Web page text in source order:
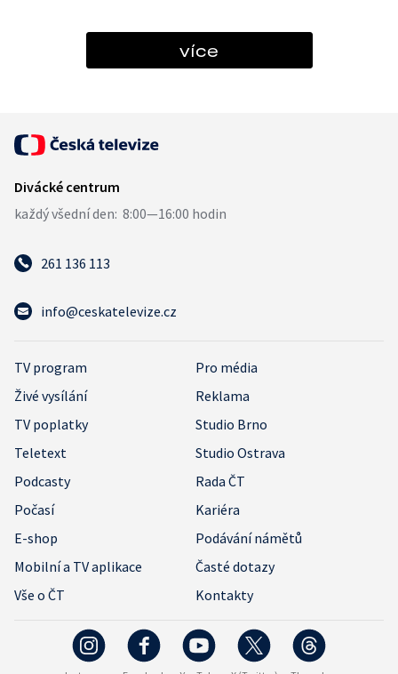
více
261 136 113
info@ceskatelevize.cz
TV program
Pro média
Živé vysílání
Reklama
TV poplatky
Studio Brno
Teletext
Studio Ostrava
Podcasty
Rada ČT
Počasí
Kariéra
E-shop
Podávání námětů
Mobilní a TV aplikace
Časté dotazy
Vše o ČT
Kontakty